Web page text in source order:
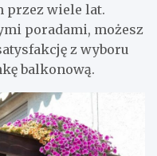
przez wiele lat.
poradami, możesz
z wyboru
balkonową.